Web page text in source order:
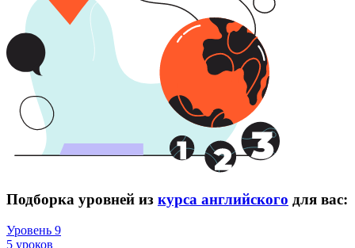
Подборка уровней из курса английского для вас:
Уровень 9
5 уроков